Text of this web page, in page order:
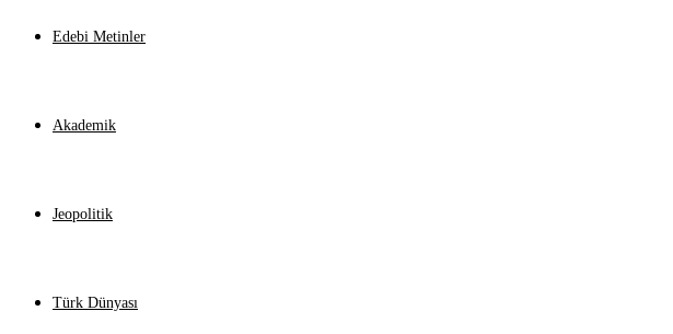
Edebi Metinler
Akademik
Jeopolitik
Türk Dünyası